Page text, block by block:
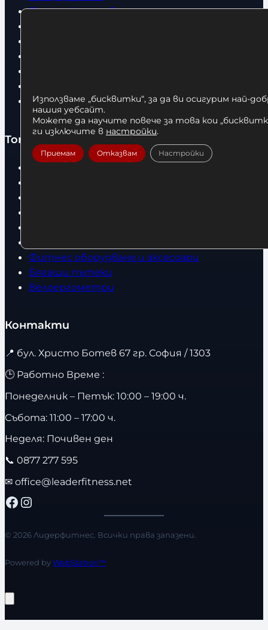
Политика за поверителност
Статии
Топ категории
Фитнес оборудване и аксесоари
Бягащи пътеки
Велоергометри
Контакти
📍 бул. Христо Ботев 67 гр. София / 1303
🕒 Работно Време :
Понеделник – Петък: 10:00 – 19:00 ч.
Събота: 11:00 – 17:00 ч.
Неделя: Почивен ден
📞 0877 277 595
✉ office@leaderfitness.net
Facebook Instagram
© 2026 Лидерфитнес. Всички права запазени.
Powered byWebStation™
Използваме „бисквитки“, за да ви осигурим най-
нашия уебсайт.
Можете да научите повече за това кои
ги изключите в настройки.
Приемам Отказвам Настройки